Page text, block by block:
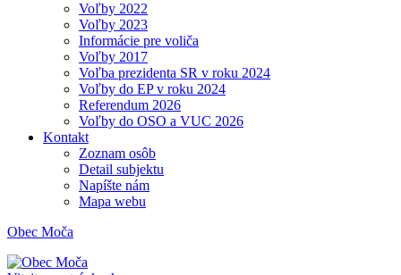
Voľby 2022
Voľby 2023
Informácie pre voliča
Voľby 2017
Voľba prezidenta SR v roku 2024
Voľby do EP v roku 2024
Referendum 2026
Voľby do OSO a VUC 2026
Kontakt
Zoznam osôb
Detail subjektu
Napíšte nám
Mapa webu
Obec Moča